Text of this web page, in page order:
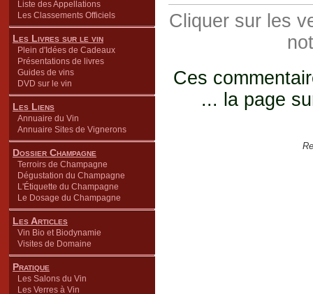
Liste des Appellations
Les Classements Officiels
Les Livres sur le vin
Plein d'Idées de Cadeaux
Présentations de livres
Guides de vins
DVD sur le vin
Les Liens
Annuaire du Vin
Annuaire Sites de Vignerons
Dossier Champagne
Terroirs de Champagne
Dégustation du Champagne
L'Étiquette du Champagne
Le Dosage du Champagne
Les Articles
Vin Bio et Biodynamie
Visites de Domaine
Pratique
Les Salons du Vin
Les Verres à Vin
Cliquer sur les
Ces
... la page